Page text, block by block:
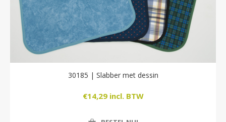
30185 | Slabber met dessin
€14,29 incl. BTW